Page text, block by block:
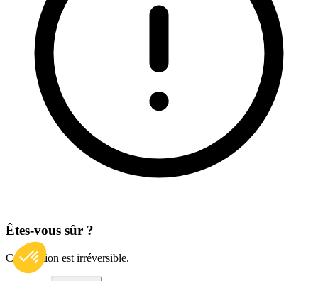
Êtes-vous sûr ?
Cette action est irréversible.